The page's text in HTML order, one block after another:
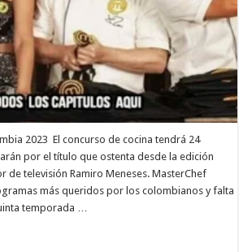
2023 El concurso de cocina tendrá 24
por el título que ostenta desde la edición
de televisión Ramiro Meneses. MasterChef
más queridos por los colombianos y falta
temporada …